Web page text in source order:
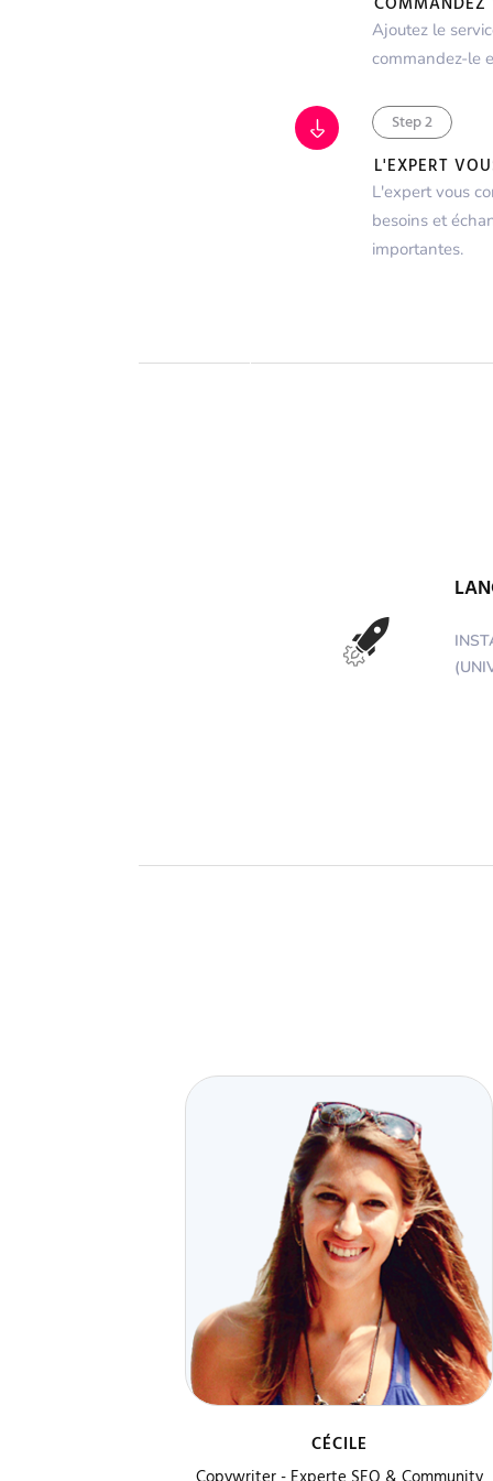
Ajoutez le
commandez-le
Step 2
L'EXPERT
L'expert vous
besoins et
importantes.
CÉCILE